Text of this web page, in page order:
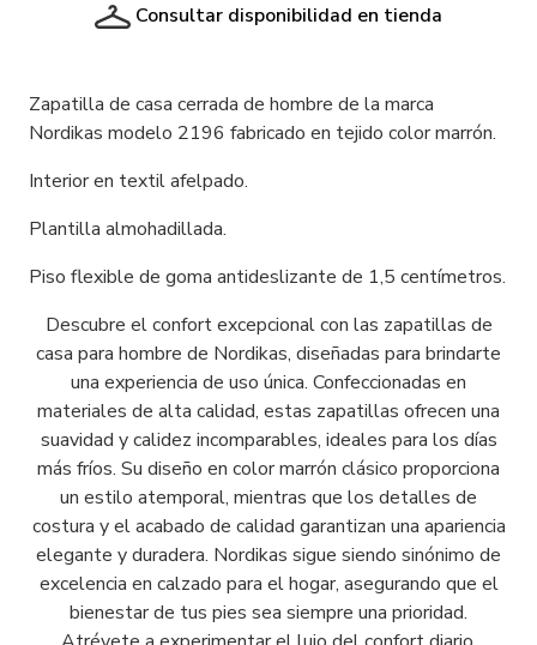
Consultar disponibilidad en tienda
Zapatilla de casa cerrada de hombre de la marca
Nordikas modelo 2196 fabricado en tejido color marrón.
Interior en textil afelpado.
Plantilla almohadillada.
Piso flexible de goma antideslizante de 1,5 centímetros.
Descubre el confort excepcional con las zapatillas de
casa para hombre de Nordikas, diseñadas para brindarte
una experiencia de uso única. Confeccionadas en
materiales de alta calidad, estas zapatillas ofrecen una
suavidad y calidez incomparables, ideales para los días
más fríos. Su diseño en color marrón clásico proporciona
un estilo atemporal, mientras que los detalles de
costura y el acabado de calidad garantizan una apariencia
elegante y duradera. Nordikas sigue siendo sinónimo de
excelencia en calzado para el hogar, asegurando que el
bienestar de tus pies sea siempre una prioridad.